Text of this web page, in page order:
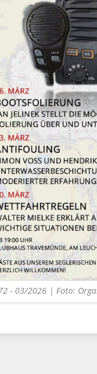
- 03/2026 | Foto: